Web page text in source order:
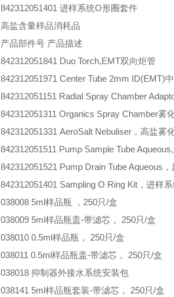
842312051401 进样系统O形圈套件
高盐含量样品消耗品
产品部件号 产品描述
842312051841 Duo Torch,EMT双向炬管
842312051971 Center Tube 2mm ID(EMT)
842312051151 Radial Spray Chamber
842312051311 Organics Spray Chamber雾
842312051331 AeroSalt Nebuliser，高盐雾
842312051511 Pump Sample Tube
842312051521 Pump Drain Tube Aqueous
842312051401 Sampling O Ring Kit，进样
038008 5ml样品瓶 ，250只/盒
038009 5ml样品瓶盖-带滤芯， 250只/盒
038010 0.5ml样品瓶， 250只/盒
038011 0.5ml样品瓶盖-带滤芯， 250只/盒
038018 抑制器外接水系统安装包
038141 5ml样品瓶套装-带滤芯， 250只/盒